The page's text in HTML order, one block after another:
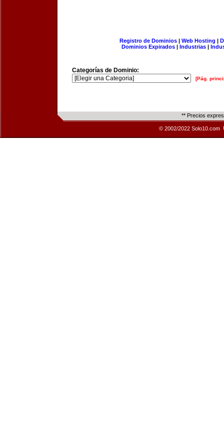
Registro de Dominios| Web Hosting |
Dominios Expirados | Industrias |
Categorías de Dominio:
[Pág.
** Precios
© 2002/2022 Solo10.com